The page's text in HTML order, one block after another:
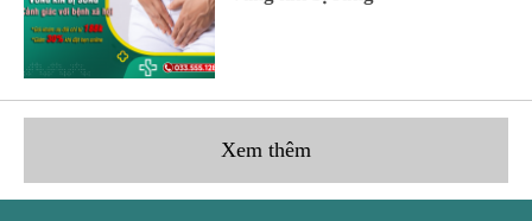
Xem thêm